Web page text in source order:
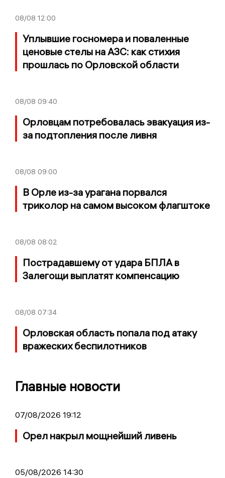
08/08 12:00
Уплывшие госномера и поваленные
ценовые стелы на АЗС: как стихия
прошлась по Орловской области
08/08 09:40
Орловцам потребовалась эвакуация из-
за подтопления после ливня
08/08 09:00
В Орле из-за урагана порвался
триколор на самом высоком флагштоке
08/08 08:02
Пострадавшему от удара БПЛА в
Залегощи выплатят компенсацию
08/08 07:34
Орловская область попала под атаку
вражеских беспилотников
Главные новости
07/08/2026 19:12
Орел накрыл мощнейший ливень
05/08/2026 14:30